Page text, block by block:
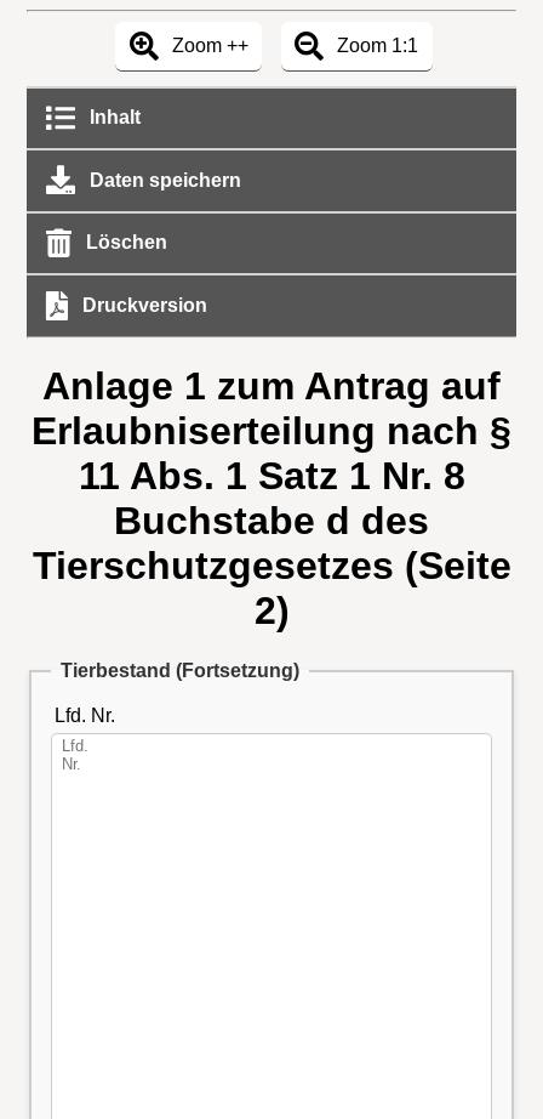
Zoom ++ Zoom 1:1
Inhalt
Daten speichern
Löschen
Druckversion
Anlage 1 zum Antrag auf
Erlaubniserteilung nach §
11 Abs. 1 Satz 1 Nr. 8
Buchstabe d des
Tierschutzgesetzes (Seite
2)
Tierbestand (Fortsetzung)
Lfd. Nr.